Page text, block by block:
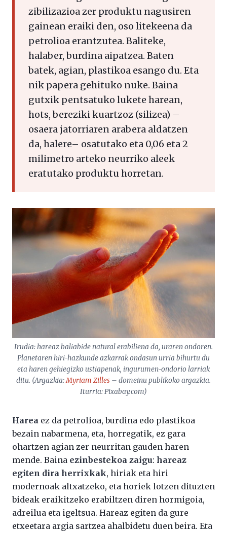
zibilizazioa zer produktu nagusiren
gainean eraiki den, oso litekeena da
petrolioa erantzutea. Baliteke,
halaber, burdina aipatzea. Baten
batek, agian, plastikoa esango du. Eta
nik papera gehituko nuke. Baina
gutxik pentsatuko lukete harean,
hots, bereziki kuartzoz (silizea) –
osaera jatorriaren arabera aldatzen
da, halere– osatutako eta 0,06 eta 2
milimetro arteko neurriko aleek
eratutako produktu horretan.
Irudia: hareaz baliabide natural erabiliena da, uraren ondoren.
Planetaren hiri-hazkunde azkarrak ondasun urria bihurtu du
eta haren gehiegizko ustiapenak, ingurumen-ondorio larriak
ditu. (Argazkia:Myriam Zilles – domeinu publikoko argazkia.
Iturria: Pixabay.com)
Harea ez da petrolioa, burdina edo plastikoa
bezain nabarmena, eta, horregatik, ez gara
ohartzen agian zer neurritan gauden haren
mende. Baina ezinbestekoa zaigu: hareaz
egiten dira herrixkak, hiriak eta hiri
modernoak altxatzeko, eta horiek lotzen dituzten
bideak eraikitzeko erabiltzen diren hormigoia,
adreilua eta igeltsua. Hareaz egiten da gure
etxeetara argia sartzea ahalbidetu duen beira. Eta